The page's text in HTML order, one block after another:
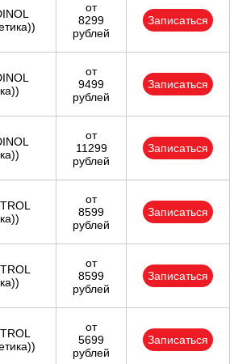
от
8299
рублей
Записаться
от
9499
рублей
Записаться
от
11299
рублей
Записаться
от
8599
рублей
Записаться
от
8599
рублей
Записаться
от
5699
рублей
Записаться